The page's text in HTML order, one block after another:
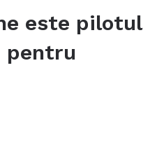
este pilotul
pentru